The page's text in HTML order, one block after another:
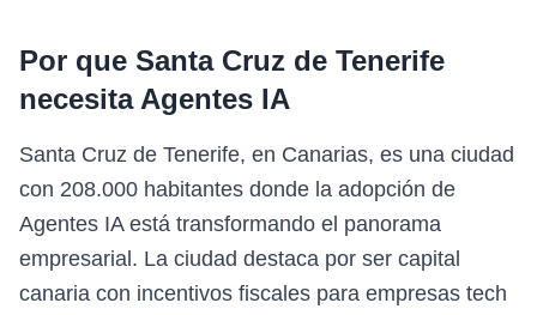
Por que Santa Cruz de Tenerife
necesita Agentes IA
Santa Cruz de Tenerife, en Canarias, es una ciudad
con 208.000 habitantes donde la adopción de
Agentes IA está transformando el panorama
empresarial. La ciudad destaca por ser capital
canaria con incentivos fiscales para empresas tech